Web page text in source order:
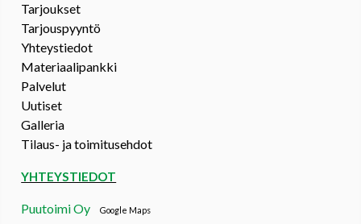
Tarjoukset
Tarjouspyyntö
Yhteystiedot
Materiaalipankki
Palvelut
Uutiset
Galleria
Tilaus- ja toimitusehdot
YHTEYSTIEDOT
Puutoimi OyGoogle Maps